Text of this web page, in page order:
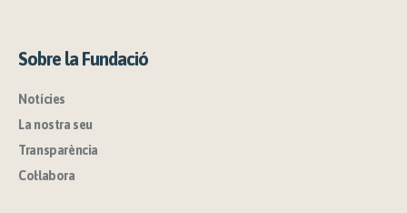
Sobre la Fundació
Notícies
La nostra seu
Transparència
Col·labora